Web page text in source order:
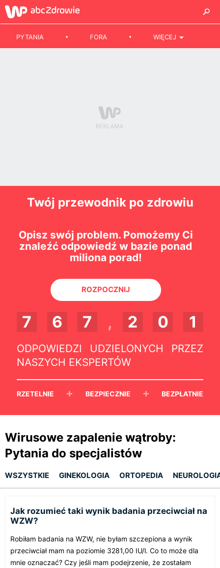
PYTANIA FORA WIĘCEJ
Twój przewodnik po zdrowiu
Opisz swój problem. Pomożemy Ci
znaleźć odpowiedź w bazie ponad
miliona porad!
ROZPOCZNIJ
7 6 7 , 2 0 1
ODPOWIEDZI UDZIELONYCH PRZEZ
NASZYCH EKSPERTÓW
RZETELNIE + BEZPIECZNIE + BEZPŁATNIE
Wirusowe zapalenie wątroby:
Pytania do specjalistów
WSZYSTKIE GINEKOLOGIA ORTOPEDIA
Jak rozumieć taki wynik badania przeciwciał na
WZW?
Robiłam badania na WZW, nie byłam szczepiona a wynik
przeciwciał mam na poziomie 3281,00 IU/l. Co to może dla
mnie oznaczać? Czy jeśli mam podejrzenie, że zostałam